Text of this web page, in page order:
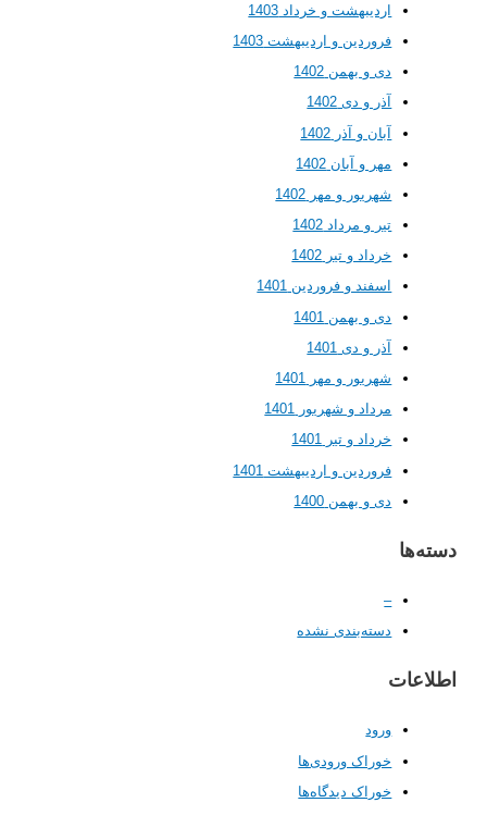
اردیبهشت و خرداد 1403
فروردین و اردیبهشت 1403
دی و بهمن 1402
آذر و دی 1402
آبان و آذر 1402
مهر و آبان 1402
شهریور و مهر 1402
تیر و مرداد 1402
خرداد و تیر 1402
اسفند و فروردین 1401
دی و بهمن 1401
آذر و دی 1401
شهریور و مهر 1401
مرداد و شهریور 1401
خرداد و تیر 1401
فروردین و اردیبهشت 1401
دی و بهمن 1400
دسته‌بندی نشده
خوراک ورودی‌ها
خوراک دیدگاه‌ها